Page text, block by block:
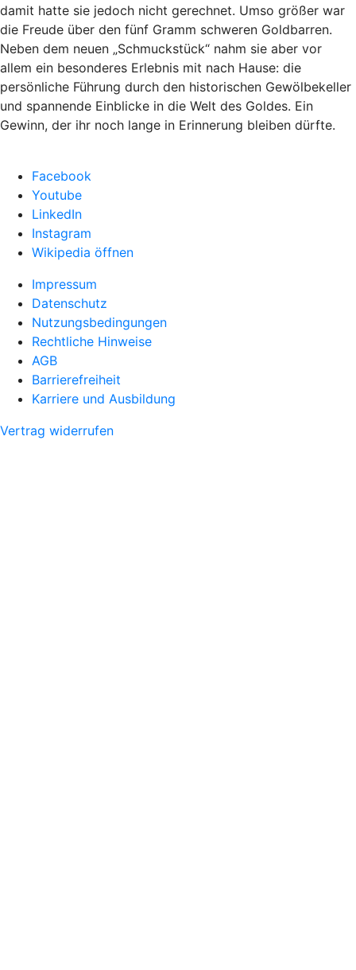
damit hatte sie jedoch nicht gerechnet. Umso größer war
die Freude über den fünf Gramm schweren Goldbarren.
Neben dem neuen „Schmuckstück“ nahm sie aber vor
allem ein besonderes Erlebnis mit nach Hause: die
persönliche Führung durch den historischen Gewölbekeller
und spannende Einblicke in die Welt des Goldes. Ein
Gewinn, der ihr noch lange in Erinnerung bleiben dürfte.
Facebook
Youtube
LinkedIn
Instagram
Wikipedia öffnen
Impressum
Datenschutz
Nutzungsbedingungen
Rechtliche Hinweise
AGB
Barrierefreiheit
Karriere und Ausbildung
Vertrag widerrufen